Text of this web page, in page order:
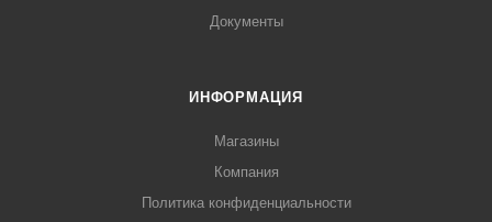
Документы
ИНФОРМАЦИЯ
Магазины
Компания
Политика конфиденциальности